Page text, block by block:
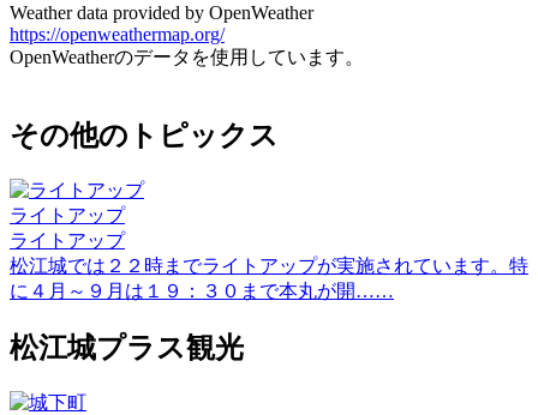
Weather data provided by OpenWeather
https://openweathermap.org/
OpenWeatherのデータを使用しています。
その他のトピックス
ライトアップ
ライトアップ
松江城では２２時までライトアップが実施されています。特
に４月～９月は１９：３０まで本丸が開……
松江城プラス観光